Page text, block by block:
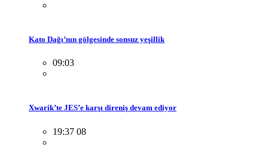
Kato Dağı’nın gölgesinde sonsuz yeşillik
09:03
Xwarik’te JES’e karşı direniş devam ediyor
19:37 08